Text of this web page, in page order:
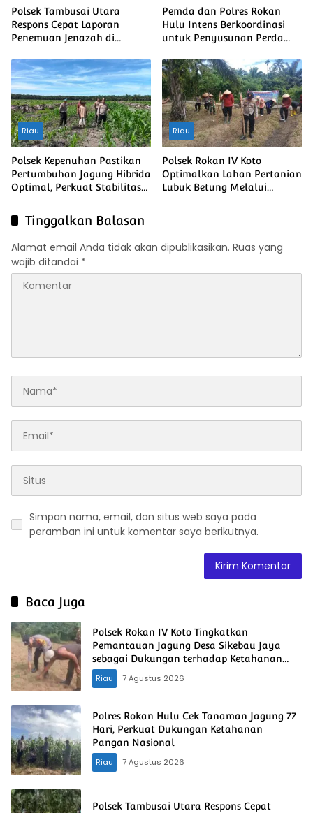
Polsek Tambusai Utara
Respons Cepat Laporan
Penemuan Jenazah di
Pemda dan Polres Rokan
Hulu Intens Berkoordinasi
untuk Penyusunan Perda
Pohon Guna Mendukung
Program Green Policing
Riau
Polsek Kepenuhan Pastikan
Pertumbuhan Jagung Hibrida
Optimal, Perkuat Stabilitas
Pangan Nasional
Riau
Polsek Rokan IV Koto
Optimalkan Lahan Pertanian
Lubuk Betung Melalui
Tinggalkan Balasan
Alamat email Anda tidak akan dipublikasikan. Ruas yang
wajib ditandai *
Simpan nama, email, dan situs web saya pada
peramban ini untuk komentar saya berikutnya.
Baca Juga
Polsek Rokan IV Koto Tingkatkan
Pemantauan Jagung Desa Sikebau Jaya
sebagai Dukungan terhadap Ketahanan
Pangan Nasional
Riau 7 Agustus 2026
Polres Rokan Hulu Cek Tanaman Jagung 77
Hari, Perkuat Dukungan Ketahanan
Pangan Nasional
Riau
7 Agustus 2026
Polsek Tambusai Utara Respons Cepat